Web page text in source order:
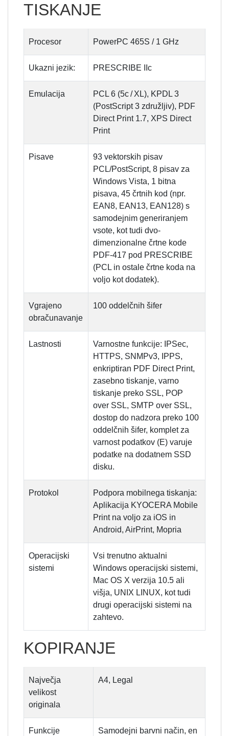
TISKANJE
Procesor PowerPC 465S / 1 GHz
Ukazni jezik: PRESCRIBE IIc
Emulacija
PCL 6 (5c / XL), KPDL 3
(PostScript 3 združljiv), PDF
Direct Print 1.7, XPS Direct
Print
Pisave
93 vektorskih pisav
PCL/PostScript, 8 pisav za
Windows Vista, 1 bitna
pisava, 45 črtnih kod (npr.
EAN8, EAN13, EAN128) s
samodejnim generiranjem
vsote, kot tudi dvo-
dimenzionalne črtne kode
PDF-417 pod PRESCRIBE
(PCL in ostale črtne koda na
voljo kot dodatek).
Vgrajeno
obračunavanje
100 oddelčnih šifer
Lastnosti
Varnostne funkcije: IPSec,
HTTPS, SNMPv3, IPPS,
enkriptiran PDF Direct Print,
zasebno tiskanje, varno
tiskanje preko SSL, POP
over SSL, SMTP over SSL,
dostop do nadzora preko 100
oddelčnih šifer, komplet za
varnost podatkov (E) varuje
podatke na dodatnem SSD
disku.
Protokol
Podpora mobilnega tiskanja:
Aplikacija KYOCERA Mobile
Print na voljo za iOS in
Android, AirPrint, Mopria
Operacijski
sistemi
Vsi trenutno aktualni
Windows operacijski sistemi,
Mac OS X verzija 10.5 ali
višja, UNIX LINUX, kot tudi
drugi operacijski sistemi na
zahtevo.
KOPIRANJE
Največja
velikost
originala
A4, Legal
Funkcije
Samodejni barvni način, en